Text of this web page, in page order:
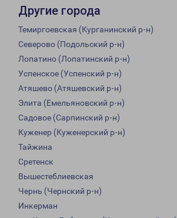
Другие города
Темиргоевская (Курганинский р-н)
Северово (Подольский р-н)
Лопатино (Лопатинский р-н)
Успенское (Успенский р-н)
Атяшево (Атяшевский р-н)
Элита (Емельяновский р-н)
Садовое (Сарпинский р-н)
Куженер (Куженерский р-н)
Тайжина
Сретенск
Вышестеблиевская
Чернь (Чернский р-н)
Инкерман